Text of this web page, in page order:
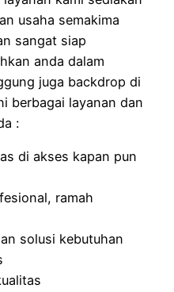
usaha semakima
sangat siap
anda dalam
juga backdrop di
berbagai layanan dan
:
di akses kapan pun
ramah
solusi kebutuhan